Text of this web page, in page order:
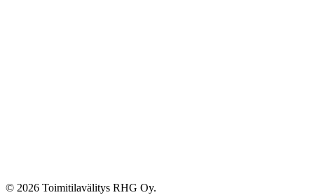
© 2026 Toimitilavälitys RHG Oy.